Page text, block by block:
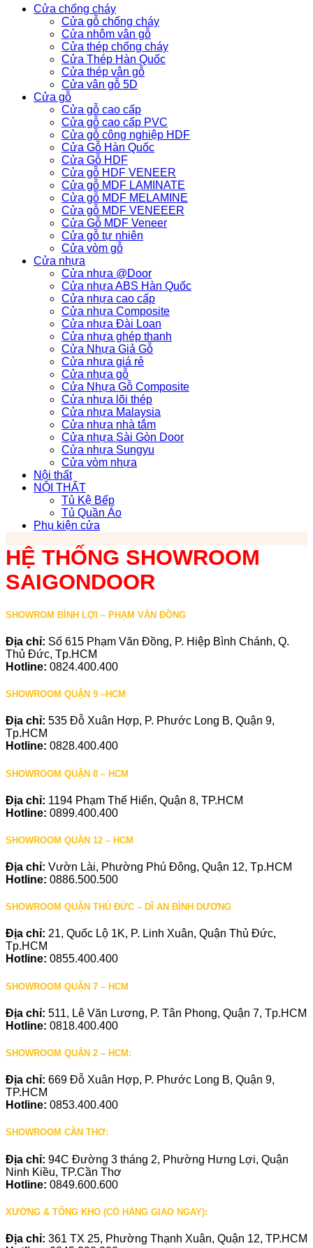
Cửa chống cháy
Cửa gỗ chống cháy
Cửa nhôm vân gỗ
Cửa thép chống cháy
Cửa Thép Hàn Quốc
Cửa thép vân gỗ
Cửa vân gỗ 5D
Cửa gỗ
Cửa gỗ cao cấp
Cửa gỗ cao cấp PVC
Cửa gỗ công nghiệp HDF
Cửa Gỗ Hàn Quốc
Cửa Gỗ HDF
Cửa gỗ HDF VENEER
Cửa gỗ MDF LAMINATE
Cửa gỗ MDF MELAMINE
Cửa gỗ MDF VENEEER
Cửa Gỗ MDF Veneer
Cửa gỗ tự nhiên
Cửa vòm gỗ
Cửa nhựa
Cửa nhựa @Door
Cửa nhựa ABS Hàn Quốc
Cửa nhựa cao cấp
Cửa nhựa Composite
Cửa nhựa Đài Loan
Cửa nhựa ghép thanh
Cửa Nhựa Giả Gỗ
Cửa nhựa giá rẻ
Cửa nhựa gỗ
Cửa Nhựa Gỗ Composite
Cửa nhựa lõi thép
Cửa nhựa Malaysia
Cửa nhựa nhà tắm
Cửa nhựa Sài Gòn Door
Cửa nhựa Sungyu
Cửa vòm nhựa
Nội thất
NỘI THẤT
Tủ Kệ Bếp
Tủ Quần Áo
Phụ kiện cửa
HỆ THỐNG SHOWROOM
SAIGONDOOR
SHOWROM BÌNH LỢI – PHẠM VĂN ĐỒNG
Địa chỉ: Số 615 Phạm Văn Đồng, P. Hiệp Bình Chánh, Q.
Thủ Đức, Tp.HCM
Hotline: 0824.400.400
SHOWROOM QUẬN 9 –HCM
Địa chỉ: 535 Đỗ Xuân Hợp, P. Phước Long B, Quận 9,
Tp.HCM
Hotline: 0828.400.400
SHOWROOM QUẬN 8 – HCM
Địa chỉ: 1194 Phạm Thế Hiển, Quận 8, TP.HCM
Hotline: 0899.400.400
SHOWROOM QUẬN 12 – HCM
Địa chỉ: Vườn Lài, Phường Phú Đông, Quận 12, Tp.HCM
Hotline: 0886.500.500
SHOWROOM QUẬN THỦ ĐỨC – DĨ AN BÌNH DƯƠNG
Địa chỉ: 21, Quốc Lộ 1K, P. Linh Xuân, Quận Thủ Đức,
Tp.HCM
Hotline: 0855.400.400
SHOWROOM QUẬN 7 – HCM
Địa chỉ: 511, Lê Văn Lương, P. Tân Phong, Quận 7, Tp.HCM
Hotline: 0818.400.400
SHOWROOM QUẬN 2 – HCM:
Địa chỉ: 669 Đỗ Xuân Hợp, P. Phước Long B, Quận 9,
TP.HCM
Hotline: 0853.400.400
SHOWROOM CẦN THƠ:
Địa chỉ: 94C Đường 3 tháng 2, Phường Hưng Lợi, Quận
Ninh Kiều, TP.Cần Thơ
Hotline: 0849.600.600
XƯỞNG & TỔNG KHO (CÓ HÀNG GIAO NGAY):
Địa chỉ: 361 TX 25, Phường Thạnh Xuân, Quận 12, TP.HCM